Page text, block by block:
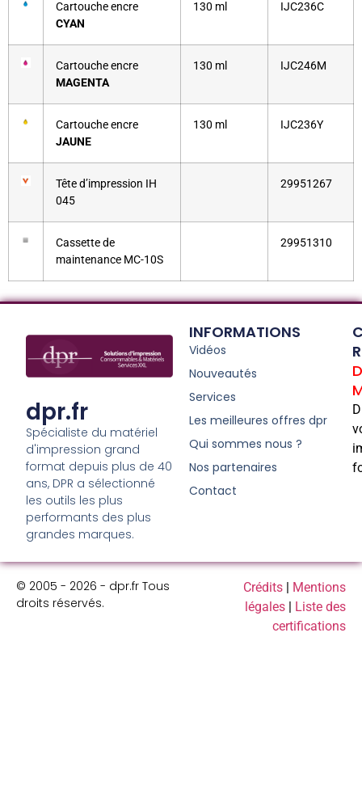
Cartouche encre
CYAN
130 ml IJC236C
Cartouche encre
MAGENTA
130 ml IJC246M
Cartouche encre
JAUNE
130 ml IJC236Y
Tête d’impression IH
045
29951267
Cassette de
maintenance MC-10S
29951310
dpr.fr
Spécialiste du matériel
d'impression grand
format depuis plus de 40
ans, DPR a sélectionné
les outils les plus
performants des plus
grandes marques.
INFORMATIONS
Vidéos
Nouveautés
Services
Les meilleures offres dpr
Qui sommes nous ?
Nos partenaires
Contact
© 2005 - 2026 - dpr.fr Tous
droits réservés.
Crédits | Mentions
légales | Liste des
certifications